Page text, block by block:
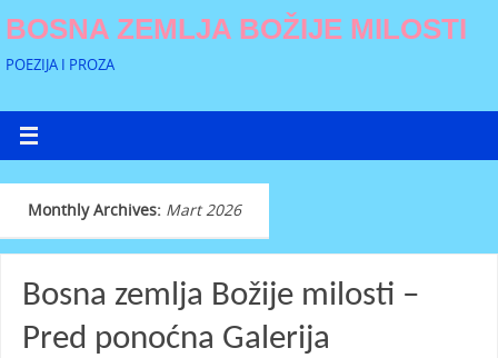
BOSNA ZEMLJA BOŽIJE MILOSTI
POEZIJA I PROZA
Monthly Archives: Mart 2026
Bosna zemlja Božije milosti –
Pred ponoćna Galerija